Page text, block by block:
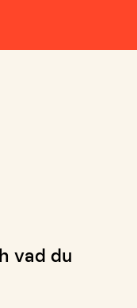
vad du